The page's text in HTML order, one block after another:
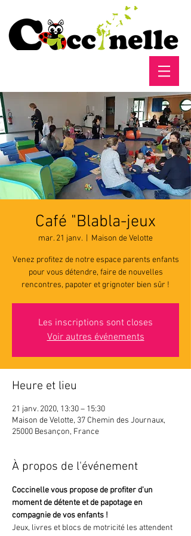
Café "Blabla-jeux
mar. 21 janv. Maison de Velotte
Venez profitez de notre espace parents enfants
pour vous détendre, faire de nouvelles
rencontres, papoter et grignoter bien sûr !
Les inscriptions sont closes
Voir autres événements
Heure et lieu
21 janv. 2020, 13:30 – 15:30
Maison de Velotte, 37 Chemin des Journaux,
25000 Besançon, France
À propos de l'événement
Coccinelle vous propose de profiter d'un
moment de détente et de papotage en
compagnie de vos enfants !
Jeux, livres et blocs de motricité les attendent